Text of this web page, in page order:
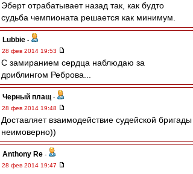
Эберт отрабатывает назад так, как будто
судьба чемпионата решается как минимум.
Lubbie -
28 фев 2014 19:53
С замиранием сердца наблюдаю за
дриблингом Реброва...
Черный плащ -
28 фев 2014 19:48
Доставляет взаимодействие судейской бригады
неимоверно))
Anthony Re -
28 фев 2014 19:47